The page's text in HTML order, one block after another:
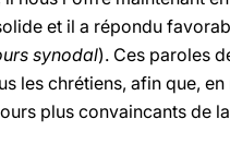
et il a répondu
synodal). Ces paroles
les chrétiens, afin que,
plus convaincants de